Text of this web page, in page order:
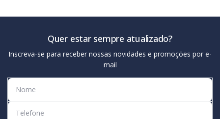
Quer estar sempre atualizado?
Inscreva-se para receber nossas novidades e promoções por e-
mail